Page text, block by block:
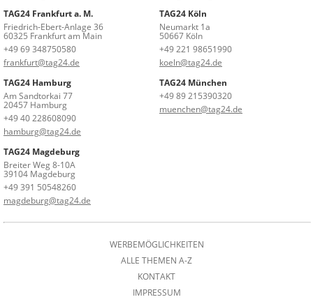
TAG24 Frankfurt a. M.
Friedrich-Ebert-Anlage 36
60325 Frankfurt am Main
+49 69 348750580
frankfurt@tag24.de
TAG24 Köln
Neumarkt 1a
50667 Köln
+49 221 98651990
koeln@tag24.de
TAG24 Hamburg
Am Sandtorkai 77
20457 Hamburg
+49 40 228608090
hamburg@tag24.de
TAG24 München
+49 89 215390320
muenchen@tag24.de
TAG24 Magdeburg
Breiter Weg 8-10A
39104 Magdeburg
+49 391 50548260
magdeburg@tag24.de
WERBEMÖGLICHKEITEN
ALLE THEMEN A-Z
KONTAKT
IMPRESSUM